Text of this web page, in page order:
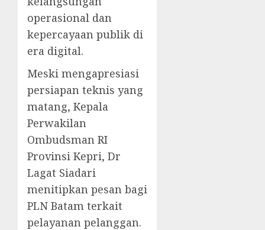
operasional dan
kepercayaan publik di
era digital.
Meski mengapresiasi
persiapan teknis yang
matang, Kepala
Perwakilan
Ombudsman RI
Provinsi Kepri, Dr
Lagat Siadari
menitipkan pesan bagi
PLN Batam terkait
pelayanan pelanggan.